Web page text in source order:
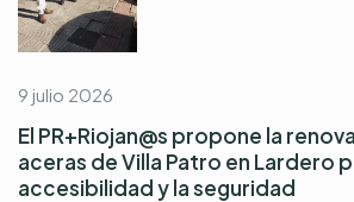
9 julio 2026
El PR+Riojan@s propone la
aceras de Villa Patro en Lardero
accesibilidad y la seguridad